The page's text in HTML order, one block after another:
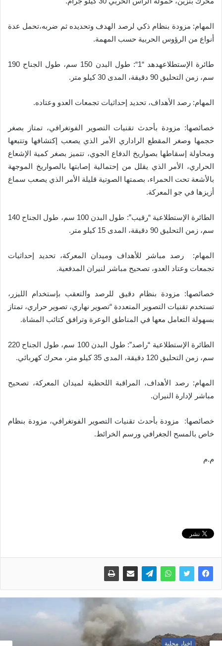
المهام: مزودة بنظام ذكي لرصد الهدف وتحديده ثم ضربه،تحمل عدة
أنواع من الرؤوس الحربية حسب المهمة.
طائرة الإستطلاعهدهد “1 “:
طول البدن 150 سم، طول الجناح 190
سم، زمن التحليق 90 دقيقة، المدى 30 كيلو متر.
المهام: رصد الأهداف، تحديد إحداثيات تجمعات العدو وعتاده.
خصائصها: مزودة بأحدث تقنيات التصوير الفوتغرافي، تمتاز بصغر
حجمها وصغر المقطع الراداري الأمر الذي يصعب إكتشافها وتتبعها
ومحاولة إسقاطها بصواريخ الدفاع الجوي، تتميز بصغر كمية الإشعاع
الحراري، الأمر الذي يقلل من إحتمالية إصابتها بالصواريخ الموجهة
بالأشعة تحت الحمراء، بصمتها الصوتية قليلة الأمر الذي يصعب سماع
أزيزها في جو المعركة.
الطائرة الإستطلاعية “رقيب”: طول البدن 100 سم، طول الجناح 140
سم، زمن التحليق 90 دقيقة، المدى 15 كيلو متر.
المهام:
رصد مباشر للأهداف وميدان المعركة، تحديد إحداثيات
تجمعات وعتاد العدو، تصحيح مباشر لنيران المدفعية.
خصائصها: مزودة بنظام دقيق للرصد والتعقب بإستخدام الليزر،
تستخدم تقنيات التصوير المتعددة “تصوير نهاري، تصوير حراري، تمتاز
بسهولة التعامل معها في المناطق الوعرة وترافق كتائب المشاة.
الطائرة الإستطلاعية “راصد”: طول البدن 100 سم، طول الجناح 220
سم، زمن التحليق 120 دقيقة، المدى 35 كيلو متر، محرك كهربائي.
المهام: رصد الأهداف، المراقبة اللحظية لميدان المعركة، تصحيح
مباشر لإدارة النيران.
خصائصها:
مزودة بأحدث تقنيات التصوير الفوتغرافي، مزودة بنظام
خاص بالمسح الجغرافي ورسم الخرائط.
م.م
اخبار محلية